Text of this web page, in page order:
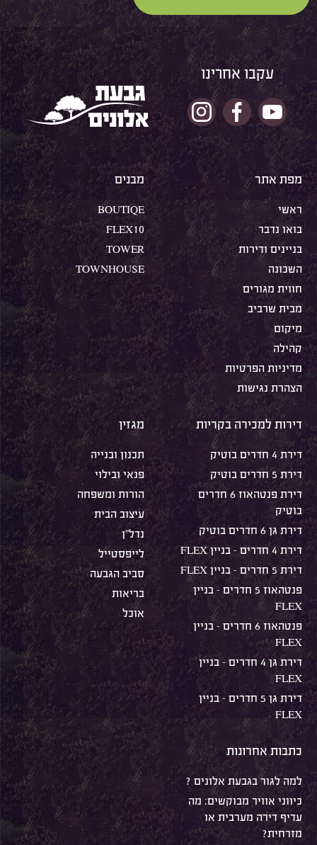
עקבו אחרינו
מפת אתר
ראשי
בואו נדבר
בניינים ודירות
השכונה
חווית מגורים
מבית שרביב
מיקום
קהילה
מדיניות הפרטיות
הצהרת נגישות
מבנים
BOUTIQE
FLEX10
TOWER
TOWNHOUSE
דירות למכירה בקריות
דירת 4 חדרים בוטיק
דירת 5 חדרים בוטיק
דירת פנטהאוז 6 חדרים
בוטיק
דירת גן 6 חדרים בוטיק
דירת 4 חדרים – בניין FLEX
דירת 5 חדרים – בניין FLEX
פנטהאוז 5 חדרים – בניין
FLEX
פנטהאוז 6 חדרים – בניין
FLEX
דירת גן 4 חדרים – בניין
FLEX
דירת גן 5 חדרים – בניין
FLEX
מגזין
תכנון ובנייה
פנאי ובילוי
הורות ומשפחה
עיצוב הבית
נדל"ן
לייפסטייל
סביב הגבעה
בריאות
אוכל
כתבות אחרונות
למה לגור בגבעת אלונים ?
כיווני אוויר מבוקשים: מה
עדיף דירה מערבית או
מזרחית?